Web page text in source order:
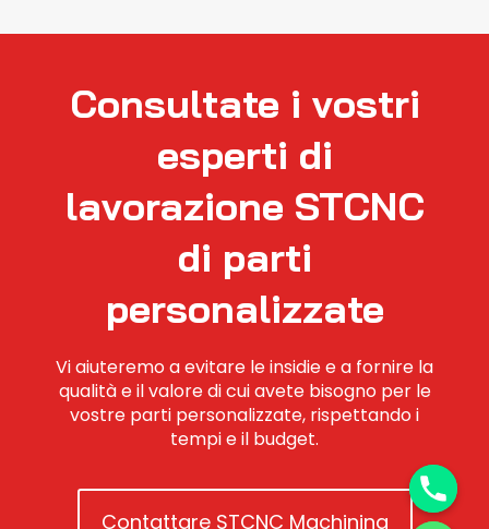
Consultate i vostri
esperti di
lavorazione STCNC
di parti
personalizzate
Vi aiuteremo a evitare le insidie e a fornire la
qualità e il valore di cui avete bisogno per le
vostre parti personalizzate, rispettando i
tempi e il budget.
Contattare STCNC Machining